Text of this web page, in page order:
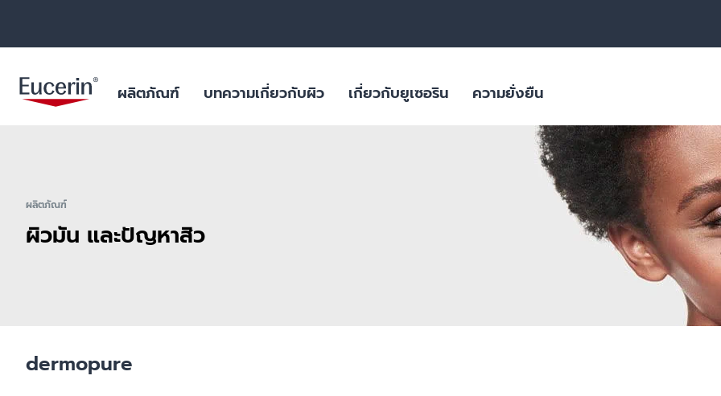
ผลิตภัณฑ์
ผลิตภัณฑ์บำรุงผิวกาย
ผลิตภัณฑ์ป้องกันแสงแดด
ผลิตภัณฑ์สำหรับเส้นผมและหนัง
ศีรษะ
ผลิตภัณฑ์ผิวมีจุดด่างดำ
ผลิตภัณฑ์สำหรับผิวมันขาดน้ำ
ผลิตภัณฑ์ครีมบำรุงสำหรับผิวแพ้
ง่าย ผิวแห้งมาก ผื่นภูมิแพ้
ผลิตภัณฑ์ดูแลเส้นผมและหนังศีรษะที่
ผลิตภัณฑ์ดูแลปัญหาริ้วรอย เพื่อผิว
บทความเกี่ยวกับผิว
สำหรับผิวแห้งระคายเคือง
สำหรับผิวมัน และปัญหาสิว
เกี่ยวกับยูเซอริน
บทพิสูจน์ทางวิทยาศาสตร์
ความยั่งยืน
ต้านการทดลองในสัตว์
ไมโครพลาสติกในผลิตภัณฑ์ดูแล
ร่างกาย
ใส่ใจสภาพภูมิอากาศ
บรรจุภัณฑ์ที่ยั่งยืน
ผลการค้นหายอดนิยม
uera
ผลิตภัณฑ์ดูแลปัญหาริ้วรอย ผิวหย่อนคล้อยสำหรับวัย 40+ | HYALURON [HD]
Eucerin HYALURON RADIANCE-LIFT FILLER 3D SERUM
ผลิตภัณฑ์
ผิวมัน และปัญหาสิว
เลือกผลิตภัณฑ์
dermopure